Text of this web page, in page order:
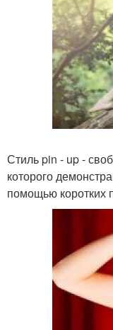
Стиль pin - up -
которого
помощью коротких